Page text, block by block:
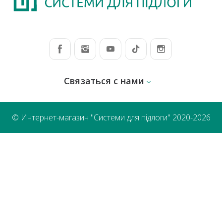
Связаться с нами
© Интернет-магазин "Системи для підлоги" 2020-2026